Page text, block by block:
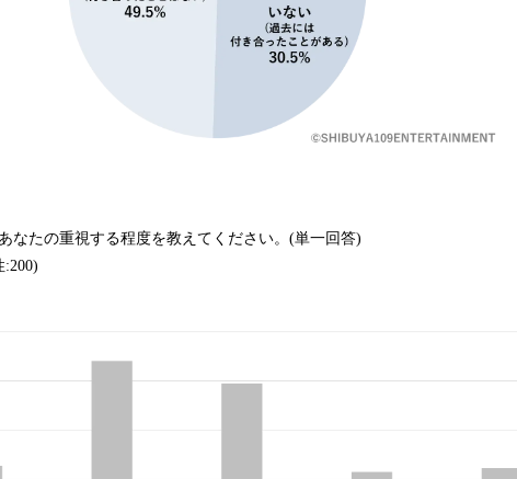
なたの重視する程度を教えてください。(単一回答)
:200)